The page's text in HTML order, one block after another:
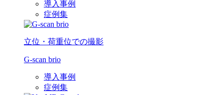
導入事例
症例集
立位・荷重位での撮影
G-scan brio
導入事例
症例集